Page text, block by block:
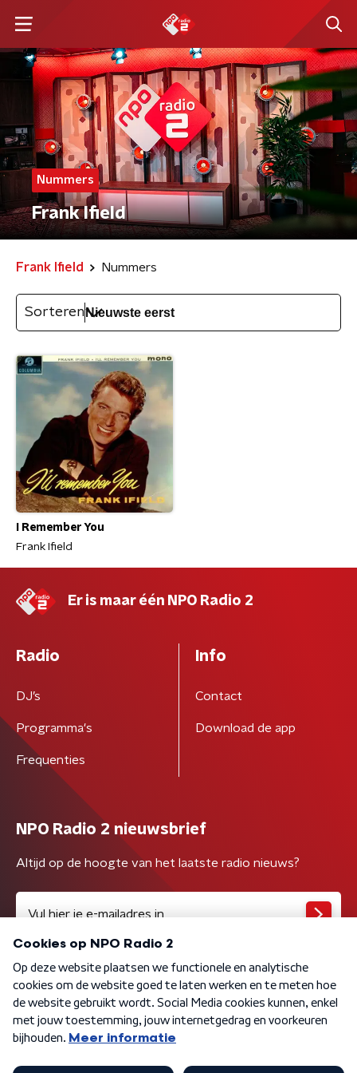
Nummers
Frank Ifield
Frank Ifield Nummers
Sorteren
I Remember You
Frank Ifield
Er is maar één NPO Radio 2
Radio
DJ’s
Programma's
Frequenties
Info
Contact
Download de app
NPO Radio 2 nieuwsbrief
Altijd op de hoogte van het laatste radio nieuws?
Algemene voorwaarden